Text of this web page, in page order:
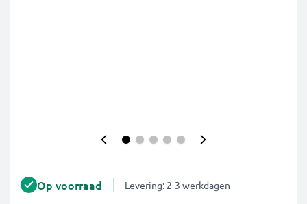
Op voorraad Levering: 2-3 werkdagen